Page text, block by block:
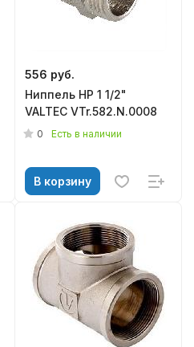
556 руб.
Ниппель НР 1 1/2"
VALTEC VTr.582.N.0008
0 Есть в наличии
В корзину